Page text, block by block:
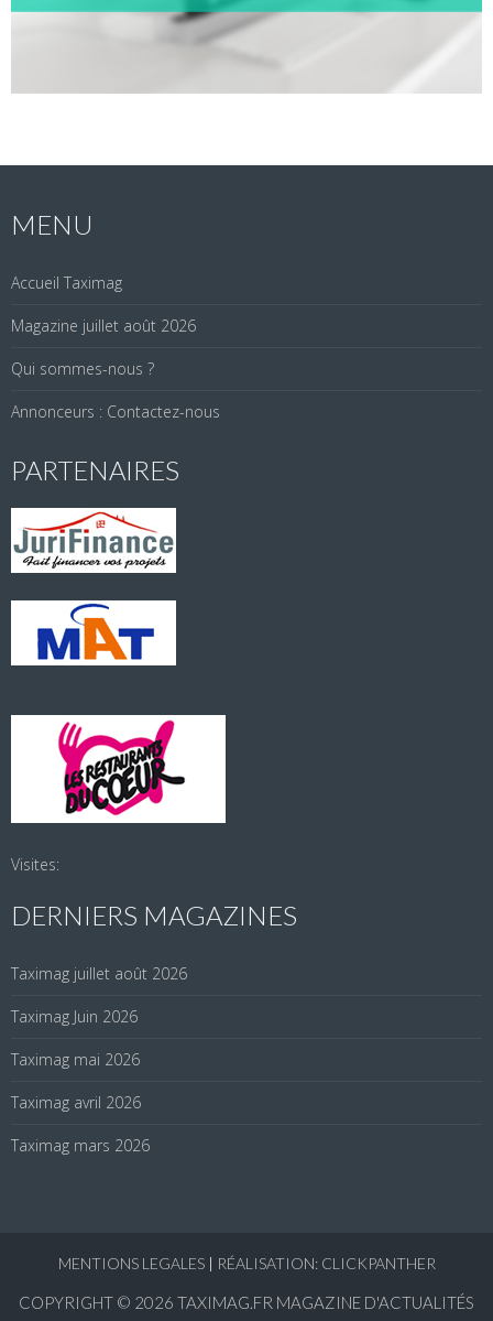
MENU
Accueil Taximag
Magazine juillet août 2026
Qui sommes-nous ?
Annonceurs : Contactez-nous
PARTENAIRES
Visites:
DERNIERS MAGAZINES
Taximag juillet août 2026
Taximag Juin 2026
Taximag mai 2026
Taximag avril 2026
Taximag mars 2026
MENTIONS LEGALES | RÉALISATION: CLICKPANTHER
COPYRIGHT © 2026 TAXIMAG.FR MAGAZINE D'ACTUALITÉS